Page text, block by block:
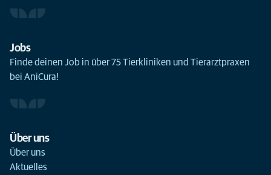
Jobs
Finde deinen Job in über 75 Tierkliniken und Tierarztpraxen
bei AniCura!
Über uns
Über uns
Aktuelles